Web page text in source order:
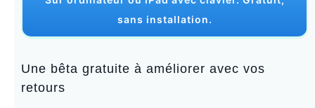
sans installation.
Une bêta gratuite à améliorer avec vos
retours